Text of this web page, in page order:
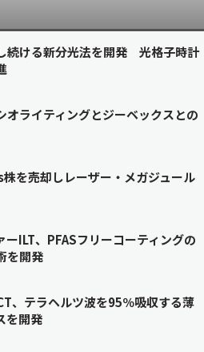
続ける新分光法を開発 光格子時計
オライティングとジーベックスとの
を売却しレーザー・メガジュール
ーILT、PFASフリーコーティングの
を開発
、テラヘルツ波を95％吸収する薄
を開発